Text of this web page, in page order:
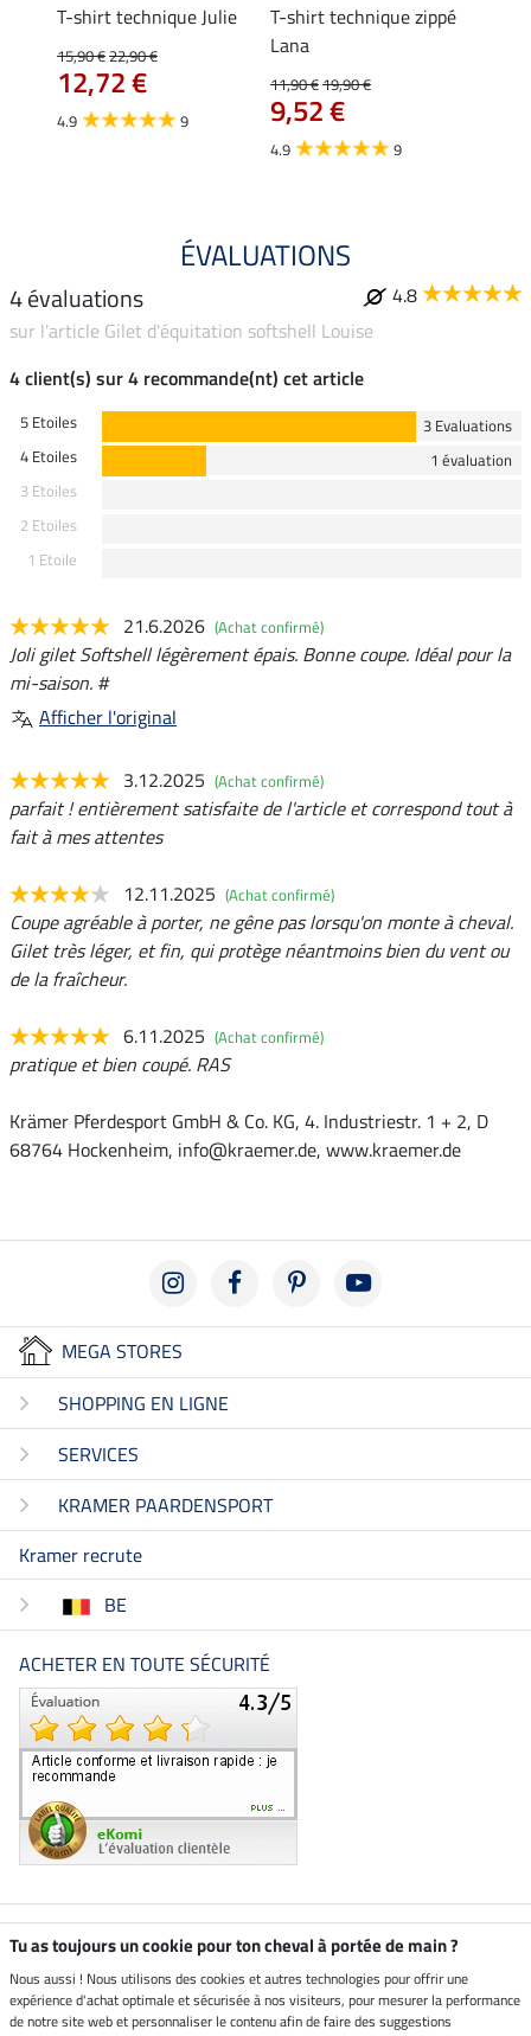
T-shirt technique Julie
15,90 €22,90 €
12,72 €
4.9 9
T-shirt technique zippé
Lana
11,90 €19,90 €
9,52 €
4.9 9
ÉVALUATIONS
4 évaluations
4.8
sur l'article Gilet d'équitation softshell Louise
4 client(s) sur 4 recommande(nt) cet article
5 Etoiles
3 Evaluations
4 Etoiles
1 évaluation
3 Etoiles
2 Etoiles
1 Etoile
21.6.2026 (Achat confirmé)
Joli gilet Softshell légèrement épais. Bonne coupe. Idéal pour la
mi-saison. #
Afficher l'original
3.12.2025 (Achat confirmé)
parfait ! entièrement satisfaite de l'article et correspond tout à
fait à mes attentes
12.11.2025 (Achat confirmé)
Coupe agréable à porter, ne gêne pas lorsqu'on monte à cheval.
Gilet très léger, et fin, qui protège néantmoins bien du vent ou
de la fraîcheur.
6.11.2025 (Achat confirmé)
pratique et bien coupé. RAS
Krämer Pferdesport GmbH & Co. KG, 4. Industriestr. 1 + 2, D
68764 Hockenheim, info@kraemer.de, www.kraemer.de
MEGA STORES
SHOPPING EN LIGNE
SERVICES
KRAMER PAARDENSPORT
Kramer recrute
BE
ACHETER EN TOUTE SÉCURITÉ
Boutique climatiquement
neutre
Livraison par
Tu as toujours un cookie pour ton cheval à portée de main ?
Nous aussi ! Nous utilisons des cookies et autres technologies pour offrir une
expérience d'achat optimale et sécurisée à nos visiteurs, pour mesurer la performance
de notre site web et personnaliser le contenu afin de faire des suggestions